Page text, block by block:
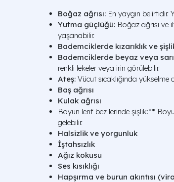
Boğaz ağrısı: En yaygın belirtidir.
Yutma güçlüğü: Boğaz ağrısı
yaşanabilir.
Bademciklerde kızarıklık ve
Bademciklerde beyaz veya
renkli lekeler veya irin görülebilir.
Ateş: Vücut sıcaklığında yükselme
Baş ağrısı
Kulak ağrısı
Boyun lenf bez lerinde şişlik:**
gelebilir.
Halsizlik ve yorgunluk
İştahsızlık
Ağız kokusu
Ses kısıklığı
Hapşırma ve burun akıntısı